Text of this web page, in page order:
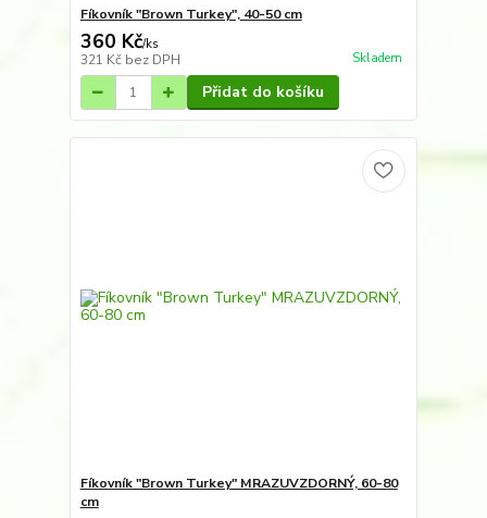
Fíkovník "Brown Turkey", 40-50 cm
360 Kč/ks
321 Kč bez DPH Skladem
Přidat do košíku
Fíkovník "Brown Turkey" MRAZUVZDORNÝ, 60-80
cm